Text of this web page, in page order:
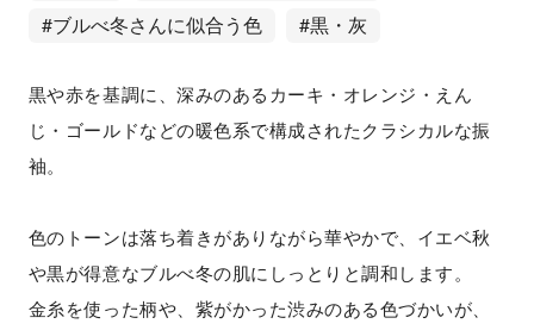
#ブルべ冬さんに似合う色
#黒・灰
黒や赤を基調に、深みのあるカーキ・オレンジ・えん
じ・ゴールドなどの暖色系で構成されたクラシカルな振
袖。
色のトーンは落ち着きがありながら華やかで、イエベ秋
や黒が得意なブルべ冬の肌にしっとりと調和します。
金糸を使った柄や、紫がかった渋みのある色づかいが、